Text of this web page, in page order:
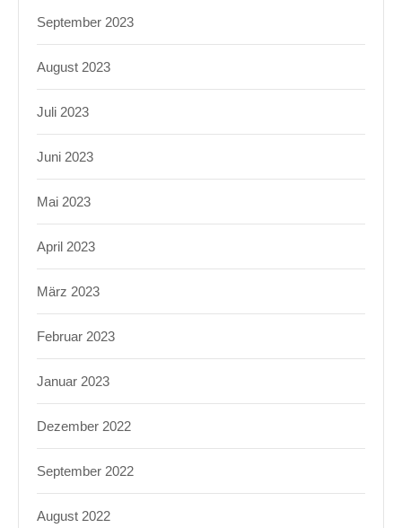
September 2023
August 2023
Juli 2023
Juni 2023
Mai 2023
April 2023
März 2023
Februar 2023
Januar 2023
Dezember 2022
September 2022
August 2022